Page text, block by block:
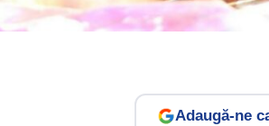
Adaugă-ne